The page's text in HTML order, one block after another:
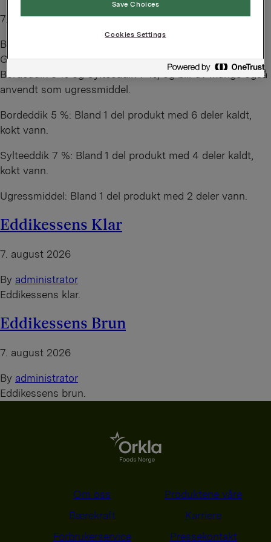
7. august 2026
By
Gimsøy Eddik Essens 35% kan brukes til å lage
Bordeddik 5 % og Sylteeddik 7 %, og blir av mange også
anvendt som ugressmiddel.
Bordeddik 5 %: Bland 1 del produkt med 6 deler kaldt,
kokt vann.
Sylteeddik 7 %: Bland 1 del produkt med 4 deler kaldt,
kokt vann.
Ugressmiddel: Bland 1 del produkt med 2 deler vann.
Eddikessens Klar
7. august 2026
By administrator
Eddikessens klar.
Eddikessens Brun
7. august 2026
By administrator
Eddikessens brun.
Om oss
Produktene våre
Bærekraft
Karriere
Forbrukerservice
Pressekontakt
Save Choices
Cookies Settings